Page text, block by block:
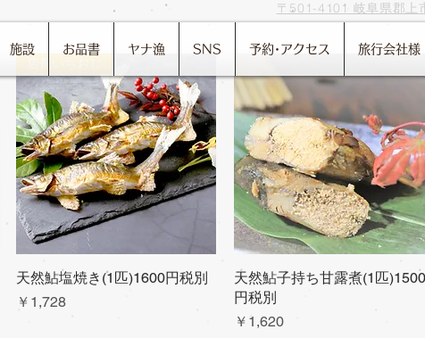
施設 お品書 ヤナ漁 SNS 予約･アクセス 旅行会社様
〒501-4101 岐阜県郡
クイックビュー
店長いちおし
天然鮎塩焼き(1匹)1600円税別
価格
￥1,728
クイックビュー
天然鮎子持ち甘露煮(1匹)1500
円税別
価格
￥1,620